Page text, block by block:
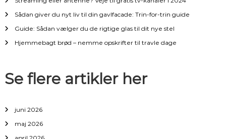
v
i
a
i
Sådan giver du nyt liv til din gavlfacade: Trin-for-trin guide
Guide: Sådan vælger du de rigtige glas til dit nye stel
Hjemmebagt brød – nemme opskrifter til travle dage
Se flere artikler her
juni 2026
maj 2026